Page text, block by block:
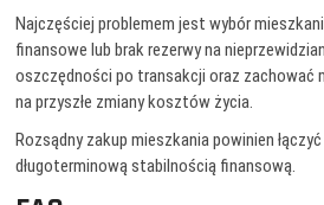
Najczęściej problemem jest wybór
finansowe lub brak rezerwy na
oszczędności po transakcji oraz zachować
na przyszłe zmiany kosztów życia.
Rozsądny zakup mieszkania powinien
długoterminową stabilnością finansową.